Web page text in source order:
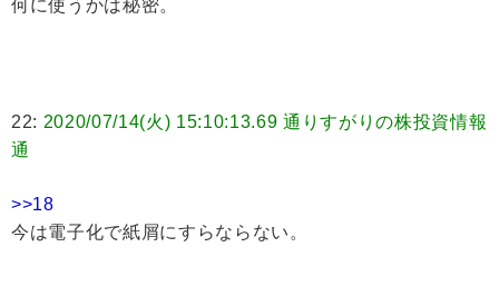
何に使うかは秘密。
22: 2020/07/14(火) 15:10:13.69 通りすがりの株投資情報
通
>>18
今は電子化で紙屑にすらならない。